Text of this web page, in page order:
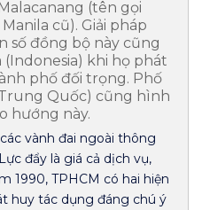
(tên gọi
cũ). Giải pháp
số đồng bộ này cũng
khi họ phát
phố đối trọng. Phố
Quốc) cũng hình
hướng này.
vành đai ngoài thông
đẩy là giá cả dịch vụ,
1990, TPHCM có hai hiện
huy tác dụng đáng chú ý